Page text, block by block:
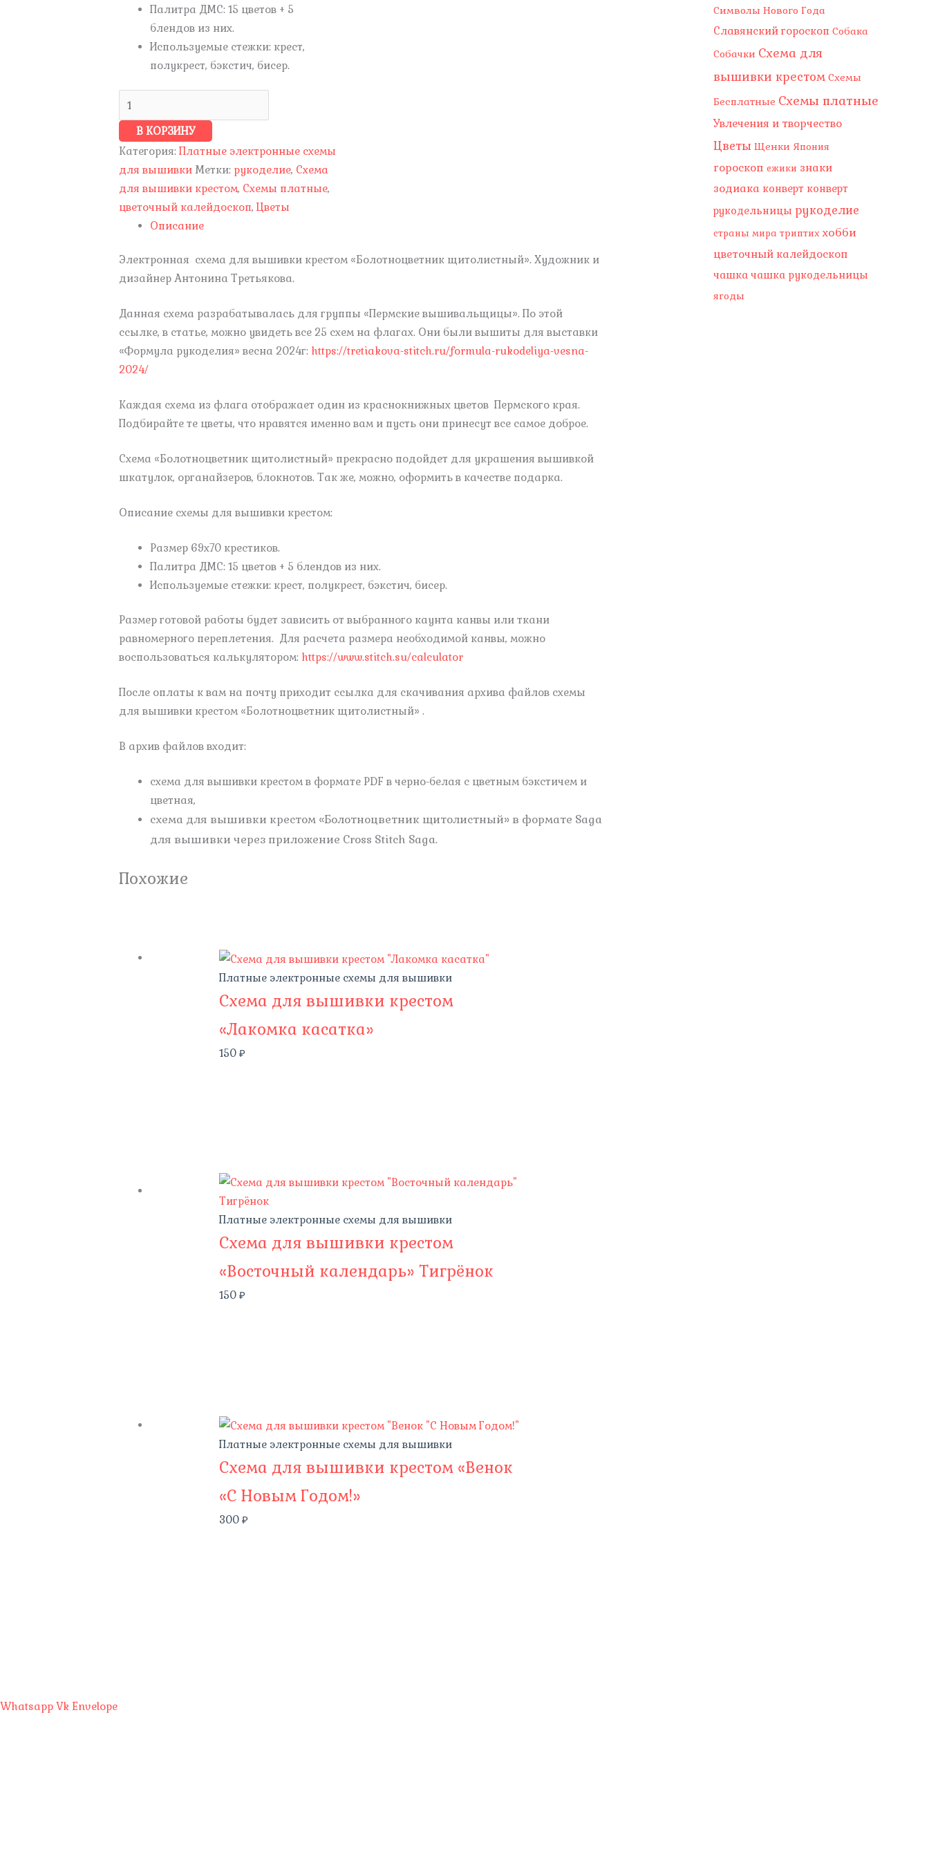
Палитра ДМС: 15 цветов + 5
блендов из них.
Используемые стежки: крест,
полукрест, бэкстич, бисер.
В КОРЗИНУ
Категория:Платные электронные схемы
для вышивки Метки: рукоделие, Схема
для вышивки крестом, Схемы платные,
цветочный калейдоскоп,Цветы
Описание
Электронная схема для вышивки крестом «Болотноцветник щитолистный». Художник и
дизайнер Антонина Третьякова.
Данная схема разрабатывалась для группы «Пермские вышивальщицы». По этой
ссылке, в статье, можно увидеть все 25 схем на флагах. Они были вышиты для выставки
«Формула рукоделия» весна 2024г: https://tretiakova-stitch.ru/formula-rukodeliya-vesna-
2024/
Каждая схема из флага отображает один из краснокнижных цветов Пермского края.
Подбирайте те цветы, что нравятся именно вам и пусть они принесут все самое доброе.
Схема «Болотноцветник щитолистный» прекрасно подойдет для украшения вышивкой
шкатулок, органайзеров, блокнотов. Так же, можно, оформить в качестве подарка.
Описание схемы для вышивки крестом:
Размер 69х70 крестиков.
Палитра ДМС: 15 цветов + 5 блендов из них.
Используемые стежки: крест, полукрест, бэкстич, бисер.
Размер готовой работы будет зависить от выбранного каунта канвы или ткани
равномерного переплетения. Для расчета размера необходимой канвы, можно
воспользоваться калькулятором: https://www.stitch.su/calculator
После оплаты к вам на почту приходит ссылка для скачивания архива файлов схемы
для вышивки крестом «Болотноцветник щитолистный» .
В архив файлов входит:
схема для вышивки крестом в формате PDF в черно-белая с цветным бэкстичем и
цветная,
схема для вышивки крестом «Болотноцветник щитолистный» в формате Saga
для вышивки через приложение Cross Stitch Saga.
Похожие
Платные электронные схемы для вышивки
Схема для вышивки крестом
«Лакомка касатка»
150₽
Платные электронные схемы для вышивки
Схема для вышивки крестом
«Восточный календарь» Тигрёнок
150₽
Платные электронные схемы для вышивки
Схема для вышивки крестом «Венок
«С Новым Годом!»
300₽
Символы Нового Года
Славянский гороскоп Собака
Собачки Схема для
вышивки крестом Схемы
Бесплатные Схемы платные
Увлечения и творчество
Цветы Щенки Япония
гороскоп ежики знаки
зодиака конверт конверт
рукодельницы рукоделие
страны мира триптих хобби
цветочный калейдоскоп
чашка чашка рукодельницы
ягоды
Whatsapp Vk Envelope